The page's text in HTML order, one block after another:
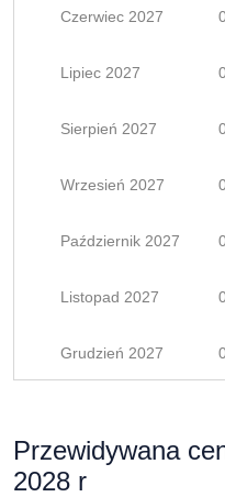
Czerwiec 2027
Lipiec 2027
Sierpień 2027
Wrzesień 2027
Październik 2027
Listopad 2027
Grudzień 2027
Przewidywana
2028 r